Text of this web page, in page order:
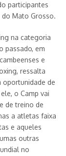
participantes
do Mato Grosso.
na categoria
passado, em
e
ressalta
oportunidade de
o Camp vai
de treino de
a atletas faixa
e aqueles
outras
no